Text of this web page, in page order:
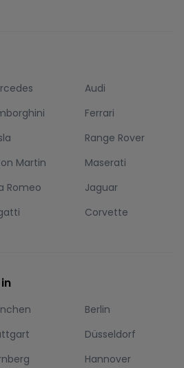
Audi
Ferrari
Range Rover
Martin
Maserati
Romeo
Jaguar
Corvette
Berlin
Düsseldorf
Hannover